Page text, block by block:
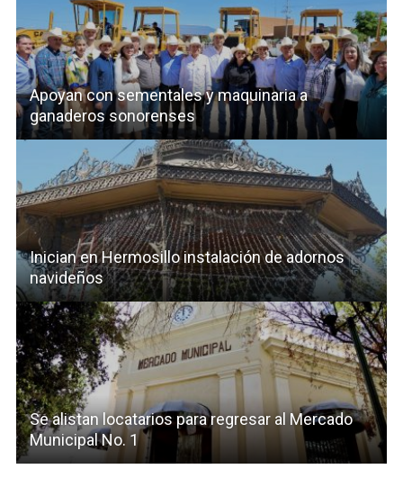
Apoyan con sementales y maquinaria a
ganaderos sonorenses
Inician en Hermosillo instalación de adornos
navideños
Se alistan locatarios para regresar al Mercado
Municipal No. 1